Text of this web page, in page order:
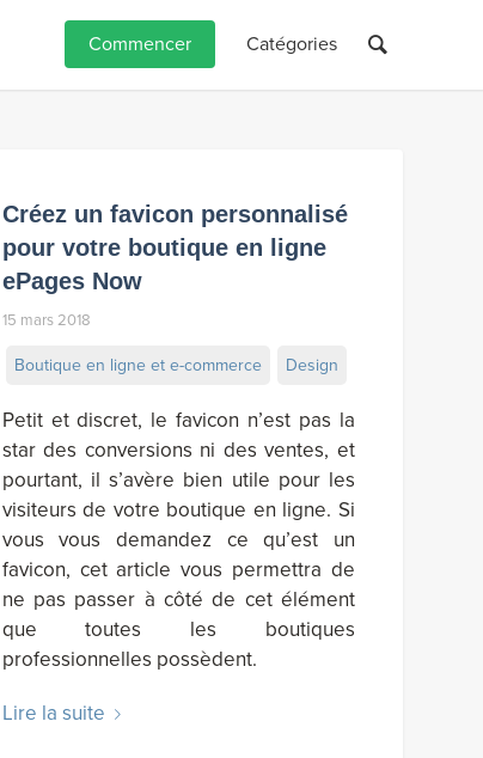
Commencer Catégories
Créez un favicon personnalisé
pour votre boutique en ligne
ePages Now
15 mars 2018
Boutique en ligne et e-commerce Design
Petit et discret, le favicon n’est pas la
star des conversions ni des ventes, et
pourtant, il s’avère bien utile pour les
visiteurs de votre boutique en ligne. Si
vous vous demandez ce qu’est un
favicon, cet article vous permettra de
ne pas passer à côté de cet élément
que toutes les boutiques
professionnelles possèdent.
Lire la suite